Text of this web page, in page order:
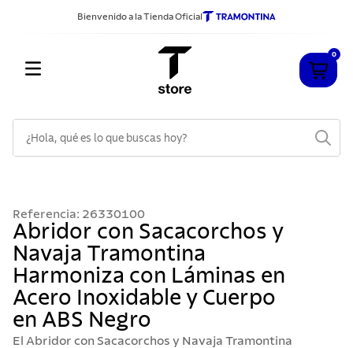
Bienvenido a la Tienda Oficial
0
Referencia: 26330100
Abridor con Sacacorchos y
Navaja Tramontina
Harmoniza con Láminas en
Acero Inoxidable y Cuerpo
en ABS Negro
El Abridor con Sacacorchos y Navaja Tramontina
2.
sarten
3.
cubiertos
4.
ollas
5.
acero inoxidable
6 .
grano